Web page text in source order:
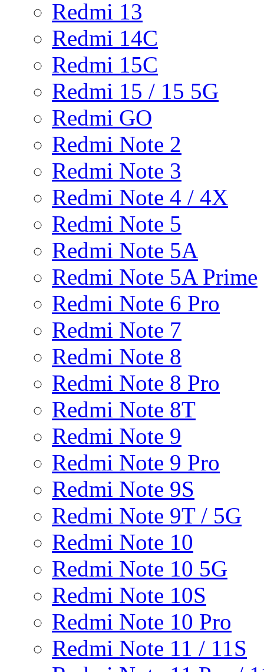
Redmi 13
Redmi 14C
Redmi 15C
Redmi 15 / 15 5G
Redmi GO
Redmi Note 2
Redmi Note 3
Redmi Note 4 / 4X
Redmi Note 5
Redmi Note 5A
Redmi Note 5A Prime
Redmi Note 6 Pro
Redmi Note 7
Redmi Note 8
Redmi Note 8 Pro
Redmi Note 8T
Redmi Note 9
Redmi Note 9 Pro
Redmi Note 9S
Redmi Note 9T / 5G
Redmi Note 10
Redmi Note 10 5G
Redmi Note 10S
Redmi Note 10 Pro
Redmi Note 11 / 11S